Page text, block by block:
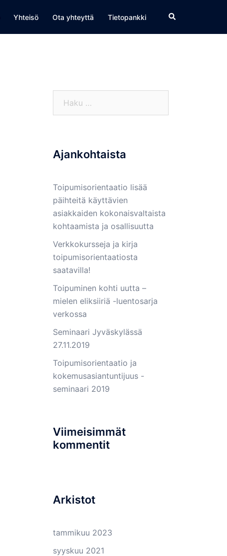
Yhteisö Ota yhteyttä Tietopankki
Ajankohtaista
Toipumisorientaatio lisää
päihteitä käyttävien
asiakkaiden kokonaisvaltaista
kohtaamista ja osallisuutta
Verkkokursseja ja kirja
toipumisorientaatiosta
saatavilla!
Toipuminen kohti uutta –
mielen eliksiiriä -luentosarja
verkossa
Seminaari Jyväskylässä
27.11.2019
Toipumisorientaatio ja
kokemusasiantuntijuus -
seminaari 2019
Viimeisimmät
kommentit
Arkistot
tammikuu 2023
syyskuu 2021